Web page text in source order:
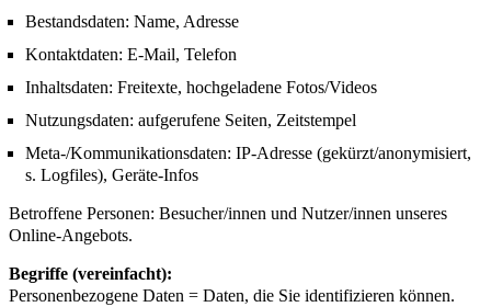
Bestandsdaten: Name, Adresse
Kontaktdaten: E-Mail, Telefon
Inhaltsdaten: Freitexte, hochgeladene Fotos/Videos
Nutzungsdaten: aufgerufene Seiten, Zeitstempel
Meta-/Kommunikationsdaten: IP-Adresse (gekürzt/anonymisiert,
s. Logfiles), Geräte-Infos
Betroffene Personen: Besucher/innen und Nutzer/innen unseres
Online-Angebots.
Begriffe (vereinfacht):
Personenbezogene Daten = Daten, die Sie identifizieren können.